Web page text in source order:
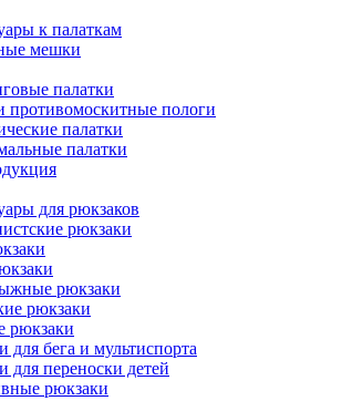
к палаткам
мешки
палатки
противомоскитные пологи
палатки
палатки
для рюкзаков
рюкзаки
рюкзаки
рюкзаки
рюкзаки
для бега и мультиспорта
для переноски детей
рюкзаки